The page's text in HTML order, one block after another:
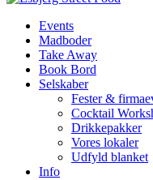
Events
Madboder
Take Away
Book Bord
Selskaber
Fester &
Cocktail
Drikkepakker
Vores lokaler
Udfyld blanket
Info